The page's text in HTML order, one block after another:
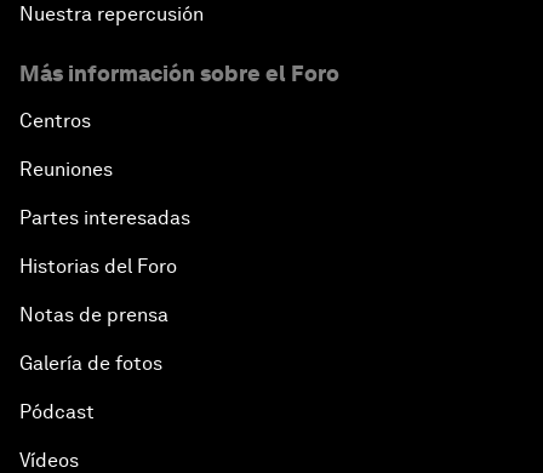
Nuestra repercusión
Más información sobre el Foro
Centros
Reuniones
Partes interesadas
Historias del Foro
Notas de prensa
Galería de fotos
Pódcast
Vídeos